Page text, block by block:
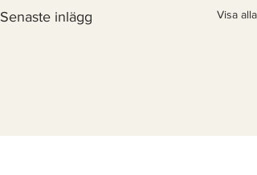
Senaste inlägg Visa alla